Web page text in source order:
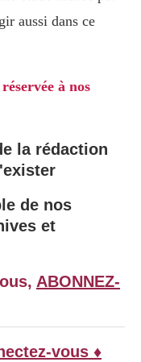
aussi dans ce
à nos
la rédaction
de nos
et
ABONNEZ-
vous ♦